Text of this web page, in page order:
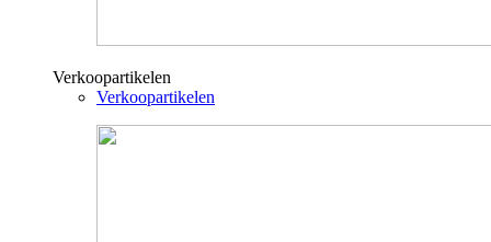
Verkoopartikelen
Verkoopartikelen